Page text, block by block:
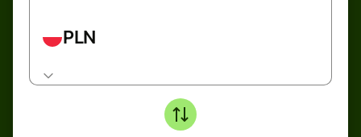
PLN